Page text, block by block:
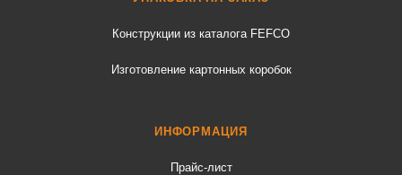
Конструкции из каталога FEFCO
Изготовление картонных коробок
ИНФОРМАЦИЯ
Прайс-лист